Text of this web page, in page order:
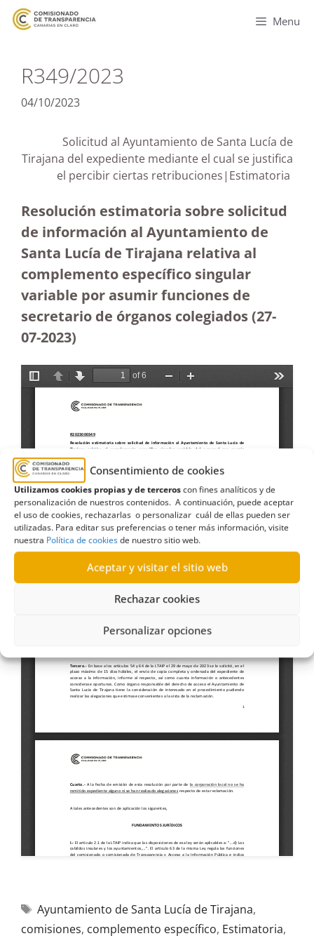
Consentimiento de cookies
Utilizamos cookies propias y de terceroscon fines analíticos y de
personalización de nuestros contenidos. A continuación, puede aceptar
el uso de cookies, rechazarlas o personalizar cuál de ellas pueden ser
utilizadas. Para editar sus preferencias o tener más información, visite
nuestra Política de cookiesde nuestro sitio web.
Aceptar y visitar el sitio web
Rechazar cookies
Personalizar opciones
Menu
R349/2023
04/10/2023
Solicitud al Ayuntamiento de Santa Lucía de
Tirajana del expediente mediante el cual se justifica
el percibir ciertas retribuciones|Estimatoria
Resolución estimatoria sobre solicitud
de información al Ayuntamiento de
Santa Lucía de Tirajana relativa al
complemento específico singular
variable por asumir funciones de
secretario de órganos colegiados (27-
07-2023)
Ayuntamiento de Santa Lucía de Tirajana,
comisiones, complemento específico, Estimatoria,